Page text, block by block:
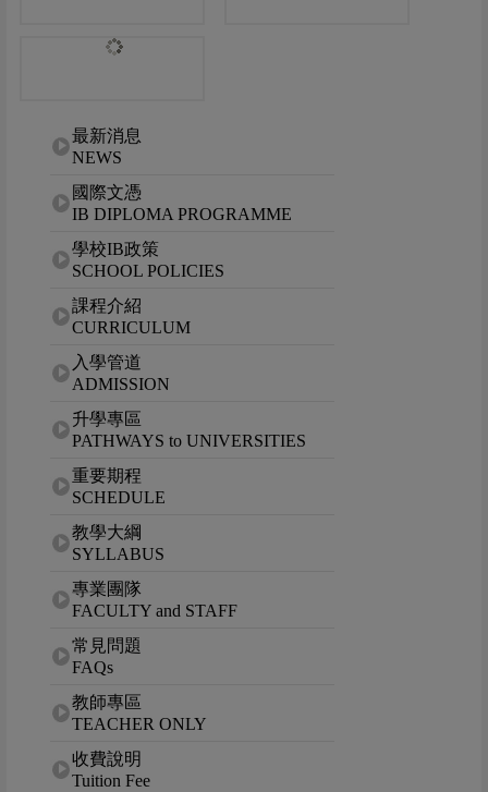
網站選單最新消息
NEWS
國際文憑
IB DIPLOMA PROGRAMME
學校IB政策
SCHOOL POLICIES
課程介紹
CURRICULUM
入學管道
ADMISSION
升學專區
PATHWAYS to UNIVERSITIES
重要期程
SCHEDULE
教學大綱
SYLLABUS
專業團隊
FACULTY and STAFF
常見問題
FAQs
教師專區
TEACHER ONLY
收費說明
Tuition Fee